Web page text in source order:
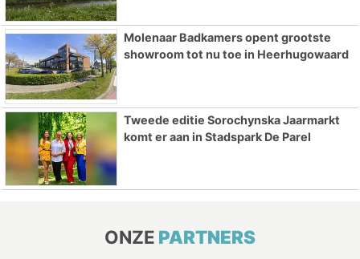
Molenaar Badkamers opent grootste
showroom tot nu toe in Heerhugowaard
Tweede editie Sorochynska Jaarmarkt
komt er aan in Stadspark De Parel
ONZE PARTNERS